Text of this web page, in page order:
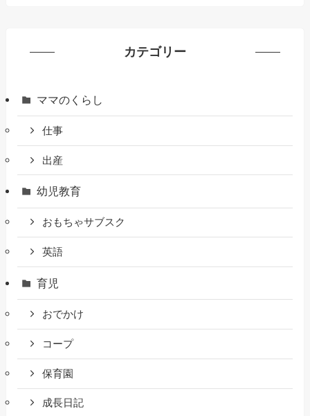
カテゴリー
ママのくらし
仕事
出産
幼児教育
おもちゃサブスク
英語
育児
おでかけ
コープ
保育園
成長日記